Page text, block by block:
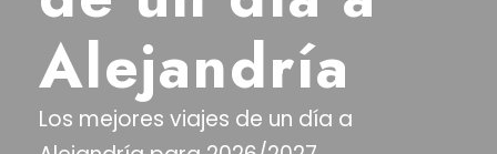
Alejandría
Los mejores viajes de un día a